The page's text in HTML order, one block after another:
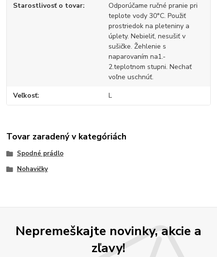
Starostlivosť o tovar
Odporúčame ručné pranie pri
teplote vody 30°C. Použiť
prostriedok na pleteniny a
úplety. Nebieliť, nesušiť v
sušičke. Žehlenie s
naparovaním na1.-
2.teplotnom stupni. Nechať
voľne uschnúť.
Veľkosť L
Tovar zaradený v kategóriách
Spodné prádlo
Nohavičky
Nepremeškajte novinky, akcie a
zľavy!